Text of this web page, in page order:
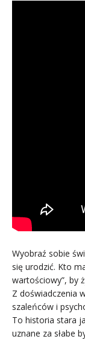
Wyobraź sobie
się urodzić. Kto
wartościowy”, by
Z doświadczenia
szaleńców i
To historia stara
uznane za słabe